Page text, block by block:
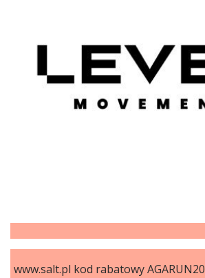
www.salt.pl kod rabatowy AGARUN20